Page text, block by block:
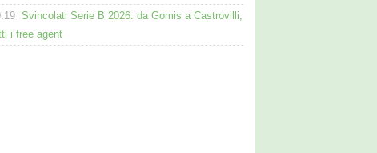
Svincolati Serie B 2026: da Gomis a Castrovilli,
i free agent